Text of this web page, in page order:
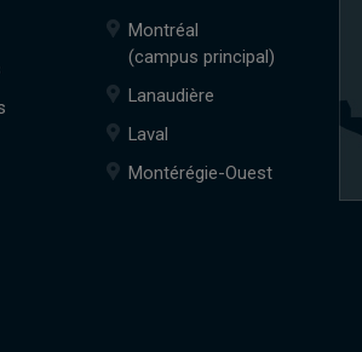
Montréal
(campus principal)
Lanaudière
Laval
Montérégie-Ouest